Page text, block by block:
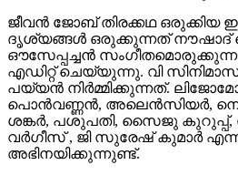
ജീവൻ ജോബ് തിരക്കഥ ഒരുക്കിയ
ദൃശ്യങ്ങൾ ഒരുക്കുന്നത്
ഔസേപ്പച്ചൻ
എഡിറ്റ് ചെയ്യുന്നു. വി
പയ്യൻ നിർമ്മിക്കുന്നത്.
പൊൻവണ്ണൻ, അലെൻസിയർ,
ശങ്കർ, പശുപതി, സൈജു
വർഗീസ് , ജി സുരേഷ് കുമാർ
അഭിനയിക്കുന്നുണ്ട്.